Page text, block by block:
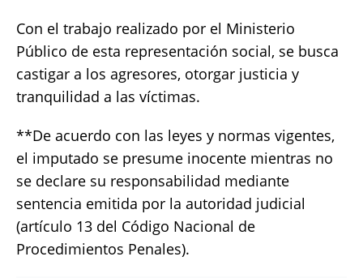
Con el trabajo realizado por el Ministerio
Público de esta representación social, se busca
castigar a los agresores, otorgar justicia y
tranquilidad a las víctimas.
**De acuerdo con las leyes y normas vigentes,
el imputado se presume inocente mientras no
se declare su responsabilidad mediante
sentencia emitida por la autoridad judicial
(artículo 13 del Código Nacional de
Procedimientos Penales).